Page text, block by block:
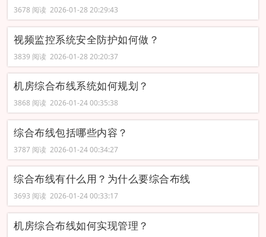
3678 阅读 2026-01-28 20:29:43
视频监控系统安全防护如何做？
3839 阅读 2026-01-28 20:20:37
机房综合布线系统如何规划？
3868 阅读 2026-01-24 00:35:38
综合布线包括哪些内容？
3787 阅读 2026-01-24 00:34:27
综合布线有什么用？为什么要综合布线
3693 阅读 2026-01-24 00:33:17
机房综合布线如何实现管理？